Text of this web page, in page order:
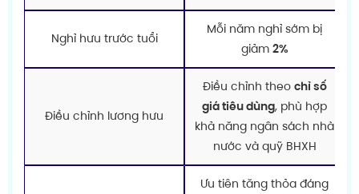
Nghỉ hưu trước tuổi
Mỗi năm nghỉ sớm bị
giảm 2%
Điều chỉnh lương hưu
Điều chỉnh theo chỉ số
giá tiêu dùng, phù hợp
khả năng ngân sách nhà
nước và quỹ BHXH
Ưu tiên tăng thỏa đáng